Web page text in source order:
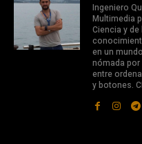
Ingeniero
Multimedia
Ciencia y
en un
nómada
entre
y botones.